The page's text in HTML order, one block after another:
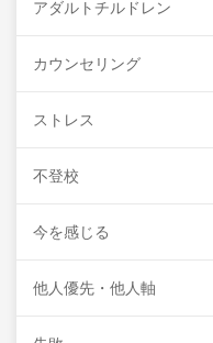
アダルトチルドレン
カウンセリング
ストレス
不登校
今を感じる
他人優先・他人軸